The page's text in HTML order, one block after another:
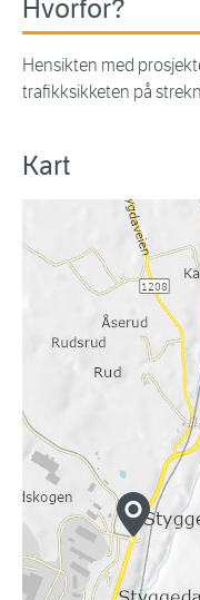
Hvorfor?
Hensikten med
trafikksikketen på
Kart